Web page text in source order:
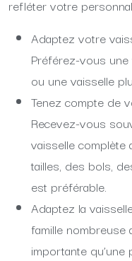
refléter votre
Adaptez votre
Préférez-vous
ou une vaisselle
Tenez compte de
Recevez-vous
vaisselle
tailles, des bols,
est préférable.
Adaptez la
famille nombreuse
importante